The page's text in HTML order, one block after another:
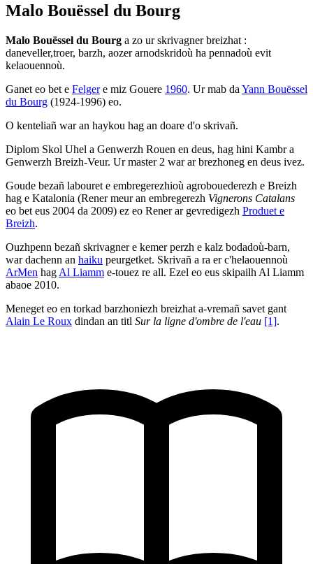
Malo Bouëssel du Bourg
Malo Bouëssel du Bourg a zo ur skrivagner breizhat :
daneveller,troer, barzh, aozer arnodskridoù ha pennadoù evit
kelaouennoù.
Ganet eo bet e Felgere miz Gouere 1960. Ur mab da Yann Bouëssel
du Bourg (1924-1996) eo.
O kenteliañ war an haykou hag an doare d'o skrivañ.
Diplom Skol Uhel a Genwerzh Rouen en deus, hag hini Kambr a
Genwerzh Breizh-Veur. Ur master 2 war ar brezhoneg en deus ivez.
Goude bezañ labouret e embregerezhioù agrobouederezh e Breizh
hag e Katalonia (Rener meur an embregerezh Vignerons Catalans
eo bet eus 2004 da 2009) ez eo Rener ar gevredigezh Produet e
Breizh.
Ouzhpenn bezañ skrivagner e kemer perzh e kalz bodadoù-barn,
war dachenn an haiku peurgetket. Skrivañ a ra er c'helaouennoù
ArMen hag Al Liamm e-touez re all. Ezel eo eus skipailh Al Liamm
abaoe 2010.
Meneget eo en torkad barzhoniezh breizhat a-vremañ savet gant
Alain Le Roux dindan an titl Sur la ligne d'ombre de l'eau [1].